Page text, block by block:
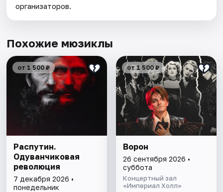
организаторов.
Похожие мюзиклы
от 1 500 ₽
Распутин.
Одуванчиковая
революция
7 декабря 2026 •
понедельник
от 1 500 ₽
Ворон
26 сентября 2026 •
суббота
Концертный зал
«Империал Холл»